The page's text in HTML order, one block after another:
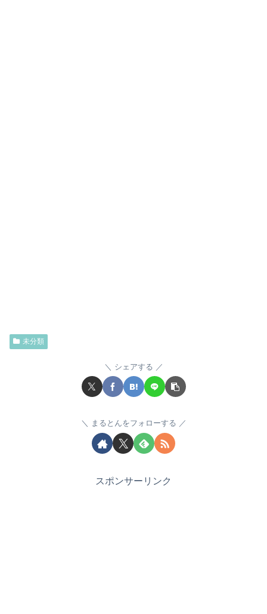
未分類
シェアする
まるとんをフォローする
スポンサーリンク